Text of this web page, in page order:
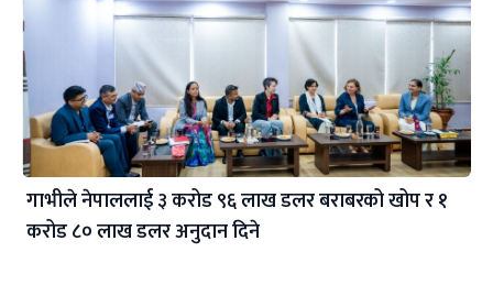
गाभीले नेपाललाई ३ करोड ९६ लाख डलर बराबरको खोप र १
करोड ८० लाख डलर अनुदान दिने